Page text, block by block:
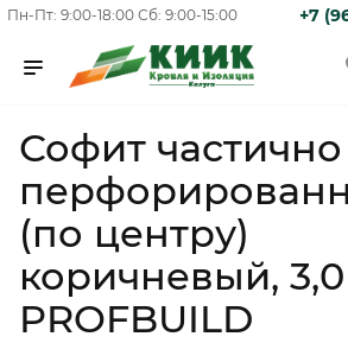
Пн-Пт: 9:00-18:00 Сб: 9:00-15:00 +7
Софит частично
(по центру)
коричневый,
PROFBUILD